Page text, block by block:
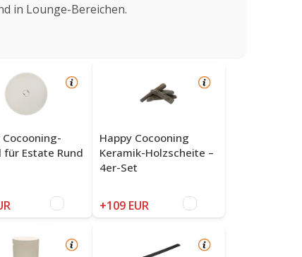
in Lounge-Bereichen.
Cocooning-
für Estate Rund
Happy Cocooning
Keramik-Holzscheite –
4er-Set
+109 EUR